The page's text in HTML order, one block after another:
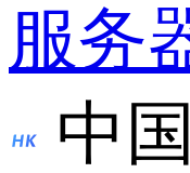
服务
中